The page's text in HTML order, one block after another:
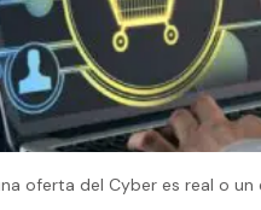
oferta del Cyber es real o un